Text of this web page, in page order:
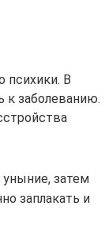
психики. В
к заболеванию.
затем
заплакать и